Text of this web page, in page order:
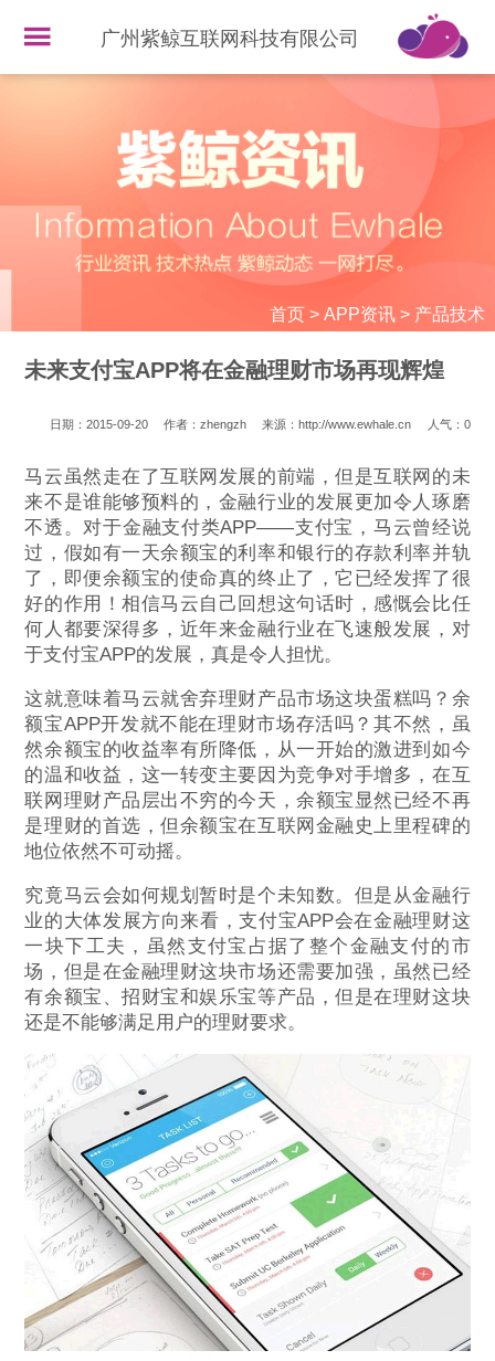
广州紫鲸互联网科技有限公司
首页> APP资讯> 产品技术
未来支付宝APP将在金融理财市场再现辉煌
日期：2015-09-20 作者：zhengzh 来源：http://www.ewhale.cn 人气： 0
马云虽然走在了互联网发展的前端，但是互联网的未
来不是谁能够预料的，金融行业的发展更加令人琢磨
不透。对于金融支付类APP——支付宝，马云曾经说
过，假如有一天余额宝的利率和银行的存款利率并轨
了，即便余额宝的使命真的终止了，它已经发挥了很
好的作用！相信马云自己回想这句话时，感慨会比任
何人都要深得多，近年来金融行业在飞速般发展，对
于支付宝APP的发展，真是令人担忧。
这就意味着马云就舍弃理财产品市场这块蛋糕吗？余
额宝APP开发就不能在理财市场存活吗？其不然，虽
然余额宝的收益率有所降低，从一开始的激进到如今
的温和收益，这一转变主要因为竞争对手增多，在互
联网理财产品层出不穷的今天，余额宝显然已经不再
是理财的首选，但余额宝在互联网金融史上里程碑的
地位依然不可动摇。
究竟马云会如何规划暂时是个未知数。但是从金融行
业的大体发展方向来看，支付宝APP会在金融理财这
一块下工夫，虽然支付宝占据了整个金融支付的市
场，但是在金融理财这块市场还需要加强，虽然已经
有余额宝、招财宝和娱乐宝等产品，但是在理财这块
还是不能够满足用户的理财要求。